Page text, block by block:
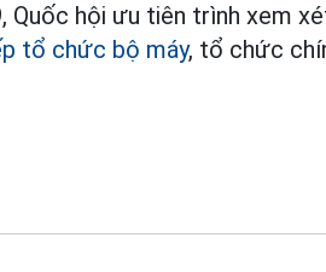
Quốc hội ưu tiên trình xem
tổ chức bộ máy, tổ chức